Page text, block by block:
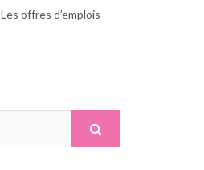
Les offres d’emplois